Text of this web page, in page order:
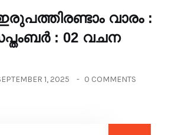
വാരം :
: 02 വചന
1, 2025 0 COMMENTS